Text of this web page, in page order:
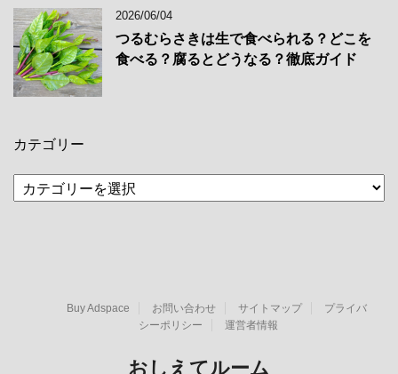
2026/06/04
つるむらさきは生で食べられる？どこを
食べる？腐るとどうなる？徹底ガイド
カテゴリー
テ
Buy Adspace お問い合わせ サイトマップ
プライバ
シーポリシー
運営者情報
おしえてルーム